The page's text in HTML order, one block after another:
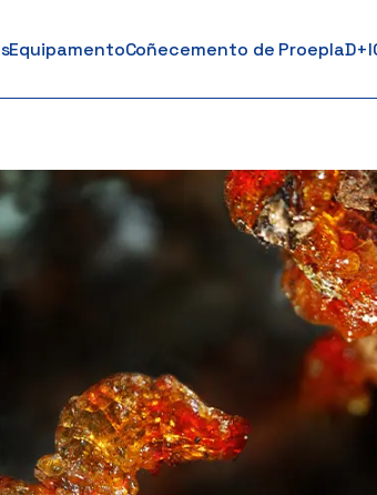
EquipamentoCoñecemento de ProeplaD+I